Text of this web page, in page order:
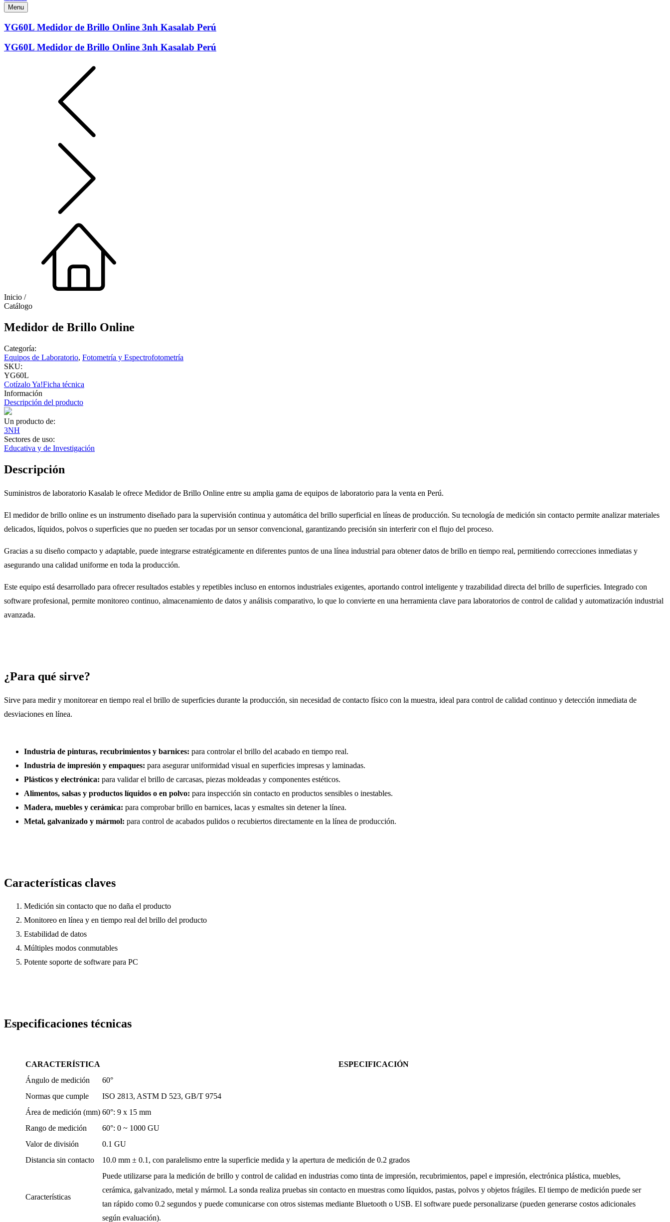
Menu
YG60L Medidor de Brillo Online 3nh Kasalab Perú
YG60L Medidor de Brillo Online 3nh Kasalab Perú
Inicio /
Catálogo
Medidor de Brillo Online
Categoría:
Equipos de Laboratorio, Fotometría y Espectrofotometría
SKU:
YG60L
Cotízalo Ya!Ficha técnica
Información
Descripción del producto
Un producto de:
3NH
Sectores de uso:
Educativa y de Investigación
Descripción
Suministros de laboratorio Kasalab le ofrece Medidor de Brillo Online entre su amplia gama de equipos de laboratorio para la venta en Perú.
El medidor de brillo online es un instrumento diseñado para la supervisión continua y automática del brillo superficial en líneas de producción. Su tecnología de medición sin contacto permite analizar materiales
delicados, líquidos, polvos o superficies que no pueden ser tocadas por un sensor convencional, garantizando precisión sin interferir con el flujo del proceso.
Gracias a su diseño compacto y adaptable, puede integrarse estratégicamente en diferentes puntos de una línea industrial para obtener datos de brillo en tiempo real, permitiendo correcciones inmediatas y
asegurando una calidad uniforme en toda la producción.
Este equipo está desarrollado para ofrecer resultados estables y repetibles incluso en entornos industriales exigentes, aportando control inteligente y trazabilidad directa del brillo de superficies. Integrado con
software profesional, permite monitoreo continuo, almacenamiento de datos y análisis comparativo, lo que lo convierte en una herramienta clave para laboratorios de control de calidad y automatización industrial
avanzada.
¿Para qué sirve?
Sirve para medir y monitorear en tiempo real el brillo de superficies durante la producción, sin necesidad de contacto físico con la muestra, ideal para control de calidad continuo y detección inmediata de
desviaciones en línea.
Industria de pinturas, recubrimientos y barnices: para controlar el brillo del acabado en tiempo real.
Industria de impresión y empaques: para asegurar uniformidad visual en superficies impresas y laminadas.
Plásticos y electrónica: para validar el brillo de carcasas, piezas moldeadas y componentes estéticos.
Alimentos, salsas y productos líquidos o en polvo: para inspección sin contacto en productos sensibles o inestables.
Madera, muebles y cerámica: para comprobar brillo en barnices, lacas y esmaltes sin detener la línea.
Metal, galvanizado y mármol: para control de acabados pulidos o recubiertos directamente en la línea de producción.
Características claves
Medición sin contacto que no daña el producto
Monitoreo en línea y en tiempo real del brillo del producto
Estabilidad de datos
Múltiples modos conmutables
Potente soporte de software para PC
Especificaciones técnicas
CARACTERÍSTICA
ESPECIFICACIÓN
Ángulo de medición
60°
Normas que cumple
ISO 2813, ASTM D 523, GB/T 9754
Área de medición (mm) 60°: 9 x 15 mm
Rango de medición
60°: 0 ~ 1000 GU
Valor de división
0.1 GU
Distancia sin contacto
10.0 mm ± 0.1, con paralelismo entre la superficie medida y la apertura de medición de 0.2 grados
Características
Puede utilizarse para la medición de brillo y control de calidad en industrias como tinta de impresión, recubrimientos, papel e impresión, electrónica plástica, muebles,
cerámica, galvanizado, metal y mármol. La sonda realiza pruebas sin contacto en muestras como líquidos, pastas, polvos y objetos frágiles. El tiempo de medición puede ser
tan rápido como 0.2 segundos y puede comunicarse con otros sistemas mediante Bluetooth o USB. El software puede personalizarse (pueden generarse costos adicionales
según evaluación).